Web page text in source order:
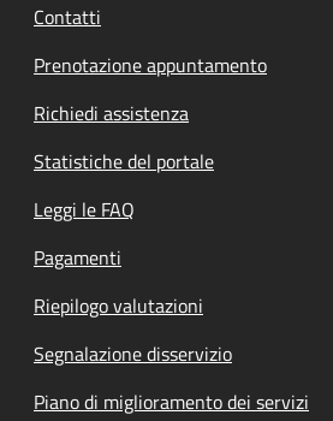
Contatti
Prenotazione appuntamento
Richiedi assistenza
Statistiche del portale
Leggi le FAQ
Pagamenti
Riepilogo valutazioni
Segnalazione disservizio
Piano di miglioramento dei servizi